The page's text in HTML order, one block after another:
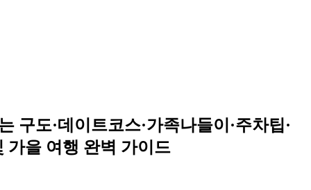
구도·데이트코스·가족나들이·주차팁·
가을 여행 완벽 가이드